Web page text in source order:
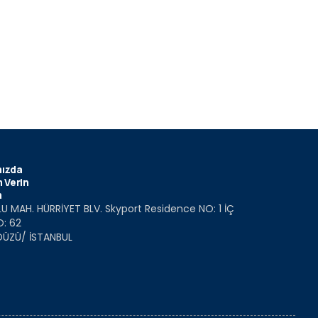
Verin
MAH. HÜRRİYET BLV. Skyport Residence NO: 1 İÇ
62
İSTANBUL